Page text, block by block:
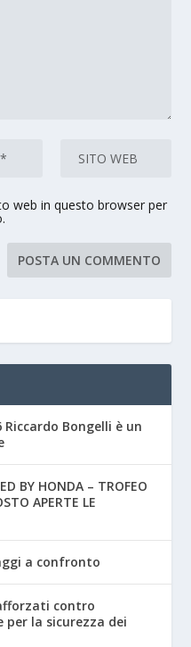
web in questo browser per
Bongelli è un
BY HONDA – TROFEO
APERTE LE
a confronto
contro
per la sicurezza dei